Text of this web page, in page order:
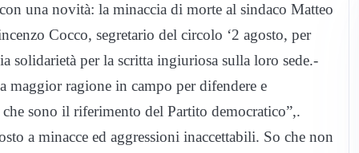
una novità: la minaccia di morte al sindaco Matteo
Cocco, segretario del circolo ‘2 agosto, per
solidarietà per la scritta ingiuriosa sulla loro sede.-
maggior ragione in campo per difendere e
sono il riferimento del Partito democratico”,.
a minacce ed aggressioni inaccettabili. So che non